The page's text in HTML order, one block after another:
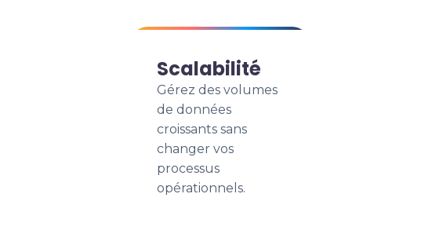
Scalabilité
Gérez des volumes
de données
croissants sans
changer vos
processus
opérationnels.